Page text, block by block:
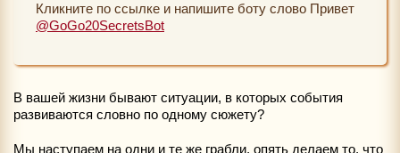
Кликните по ссылке и напишите боту слово Привет
@GoGo20SecretsBot
В вашей жизни бывают ситуации, в которых события
развиваются словно по одному сюжету?
Мы наступаем на одни и те же грабли, опять делаем то, что